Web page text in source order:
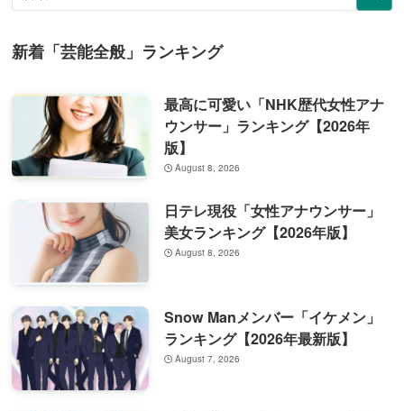
新着「芸能全般」ランキング
最高に可愛い「NHK歴代女性アナ
ウンサー」ランキング【2026年
版】
August 8, 2026
日テレ現役「女性アナウンサー」
美女ランキング【2026年版】
August 8, 2026
Snow Manメンバー「イケメン」
ランキング【2026年最新版】
August 7, 2026